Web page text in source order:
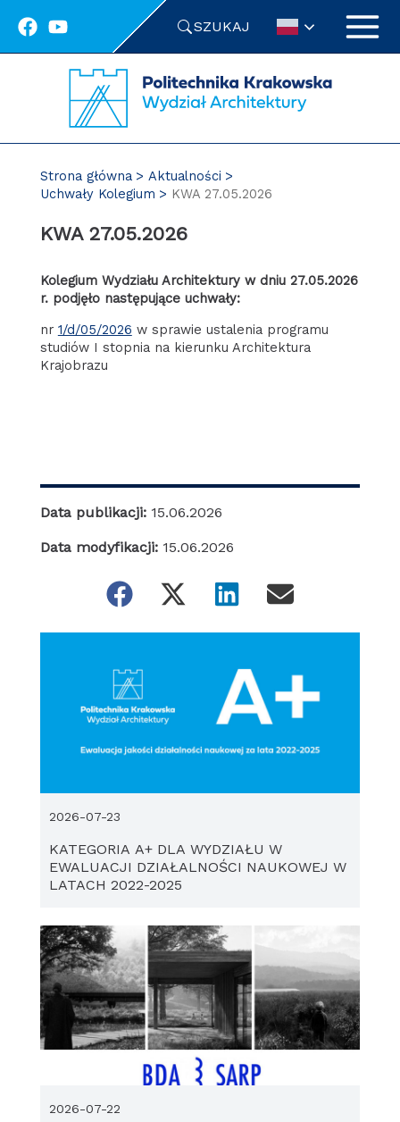
SZUKAJ
Strona główna
Aktualności
Uchwały Kolegium
KWA 27.05.2026
KWA 27.05.2026
Kolegium Wydziału Architektury w dniu 27.05.2026
r. podjęło następujące uchwały:
nr 1/d/05/2026 w sprawie ustalenia programu
studiów I stopnia na kierunku Architektura
Krajobrazu
Data publikacji: 15.06.2026
Data modyfikacji: 15.06.2026
KATEGORIA A+ DLA WYDZIAŁU W
EWALUACJI DZIAŁALNOŚCI NAUKOWEJ W
LATACH 2022-2025
2026-07-23
2026-07-22